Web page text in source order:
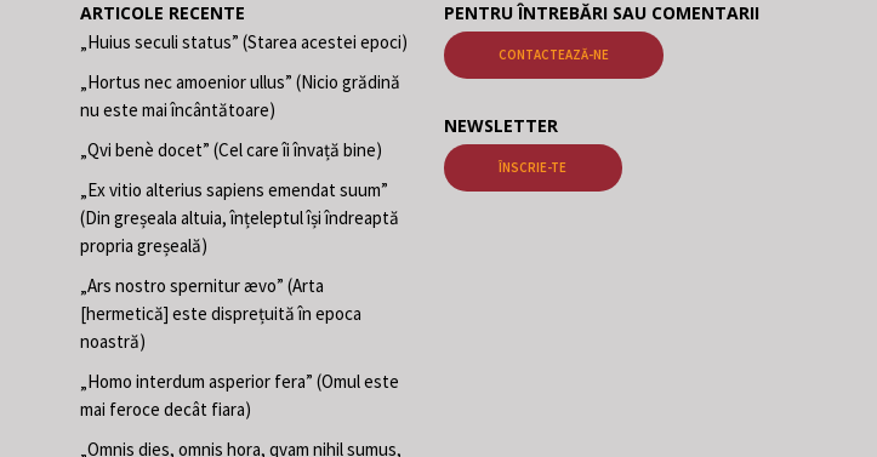
ARTICOLE RECENTE
„Huius seculi status” (Starea acestei epoci)
„Hortus nec amoenior ullus” (Nicio grădină
nu este mai încântătoare)
„Qvi benè docet” (Cel care îi învață bine)
„Ex vitio alterius sapiens emendat suum”
(Din greșeala altuia, înțeleptul își îndreaptă
propria greșeală)
„Ars nostro spernitur ævo” (Arta
[hermetică] este disprețuită în epoca
noastră)
„Homo interdum asperior fera” (Omul este
mai feroce decât fiara)
„Omnis dies, omnis hora, qvam nihil sumus,
PENTRU ÎNTREBĂRI SAU COMENTARII
CONTACTEAZĂ-NE
NEWSLETTER
ÎNSCRIE-TE